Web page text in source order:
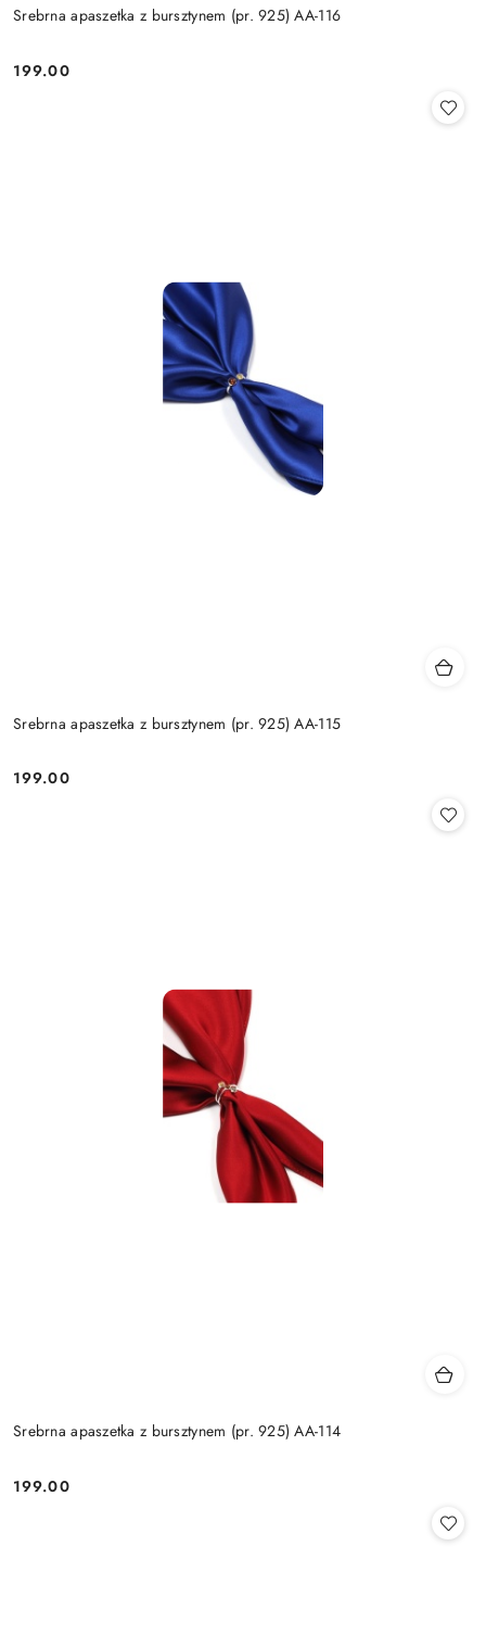
Srebrna apaszetka z bursztynem (pr. 925) AA-116
Cena:
199.00
Srebrna apaszetka z bursztynem (pr. 925) AA-115
Cena:
199.00
Srebrna apaszetka z bursztynem (pr. 925) AA-114
Cena:
199.00